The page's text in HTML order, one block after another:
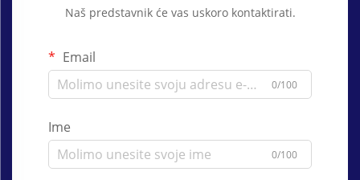
Naš predstavnik će vas uskoro kontaktirati.
Email
0/100
Ime
0/100